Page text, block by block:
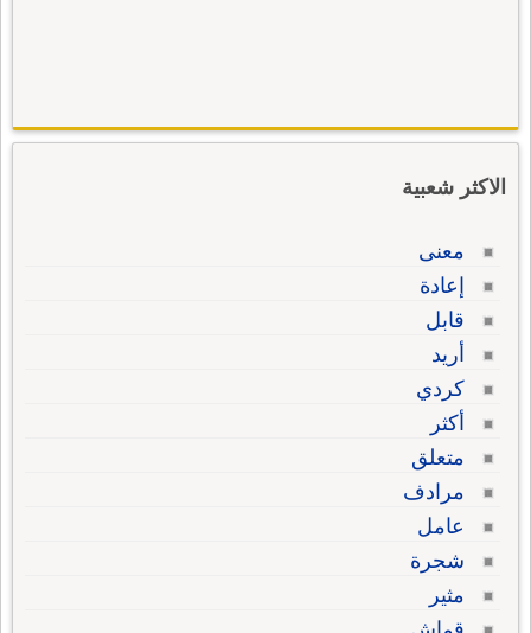
الاكثر شعبية
معنى
إعادة
قابل
أريد
كردي
أكثر
متعلق
مرادف
عامل
شجرة
مثير